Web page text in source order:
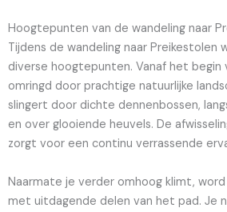
Hoogtepunten van de wandeling naar
Tijdens de wandeling naar
diverse hoogtepunten. Vanaf het begin
omringd door prachtige natuurlijke
slingert door dichte dennenbossen,
en over glooiende heuvels. De
zorgt voor een continu verrassende
Naarmate je verder omhoog klimt,
met uitdagende delen van het pad. Je